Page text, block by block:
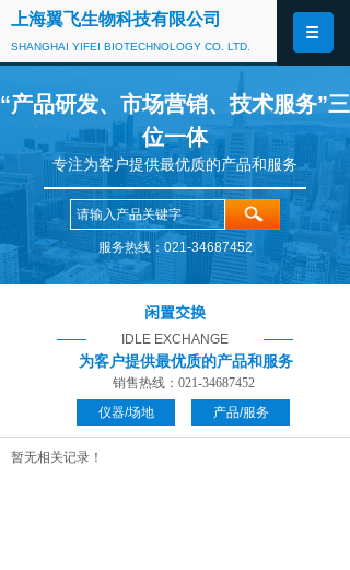
SHANGHAI YIFEI BIOTECHNOLOGY CO. LTD.
上海翼飞生物科技有限公司
“产品研发、市场营销、技术服务”三
位一体
专注为客户提供最优质的产品和服务
服务热线：021-34687452
闲置交换
为客户提供最优质的产品和服务
销售热线： 021-34687452
仪器/场地
IDLE EXCHANGE
产品/服务
暂无相关记录！